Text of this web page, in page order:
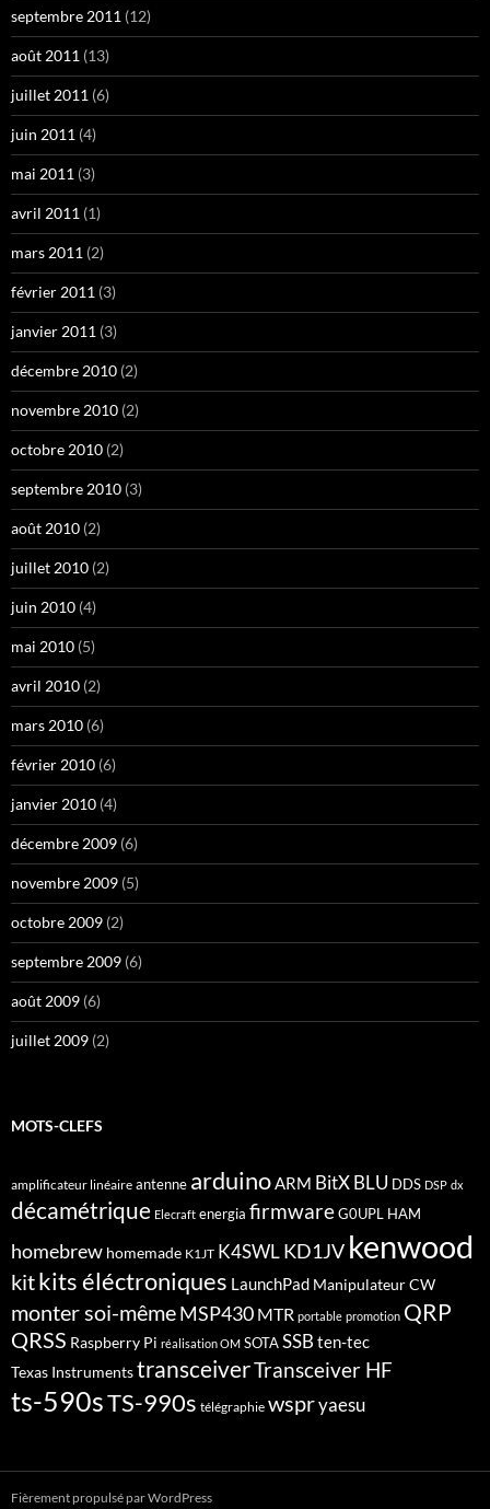
septembre 2011 (12)
août 2011 (13)
juillet 2011 (6)
juin 2011 (4)
mai 2011 (3)
avril 2011 (1)
mars 2011 (2)
février 2011 (3)
janvier 2011 (3)
décembre 2010 (2)
novembre 2010 (2)
octobre 2010 (2)
septembre 2010 (3)
août 2010 (2)
juillet 2010 (2)
juin 2010 (4)
mai 2010 (5)
avril 2010 (2)
mars 2010 (6)
février 2010 (6)
janvier 2010 (4)
décembre 2009 (6)
novembre 2009 (5)
octobre 2009 (2)
septembre 2009 (6)
août 2009 (6)
juillet 2009 (2)
MOTS-CLEFS
amplificateur linéaire antenne arduinoARM BitX BLU DDS DSP dx
décamétrique Elecraft energia firmwareG0UPL HAM
homebrew homemade K1JT K4SWL KD1JV kenwood
kitkits éléctroniques LaunchPad Manipulateur CW
monter soi-mêmeMSP430 MTR portable promotion QRP
QRSS Raspberry Pi réalisation OM SOTASSB ten-tec
Texas InstrumentstransceiverTransceiver HF
ts-590sTS-990s télégraphie wspryaesu
Fièrement propulsé par WordPress